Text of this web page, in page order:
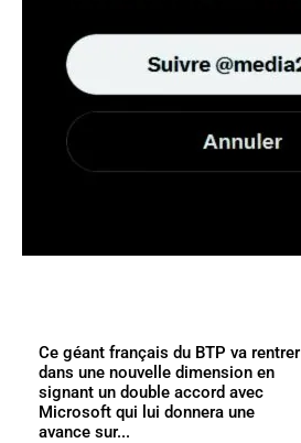
Ce géant français du BTP va rentrer
dans une nouvelle dimension en
signant un double accord avec
Microsoft qui lui donnera une
avance sur...